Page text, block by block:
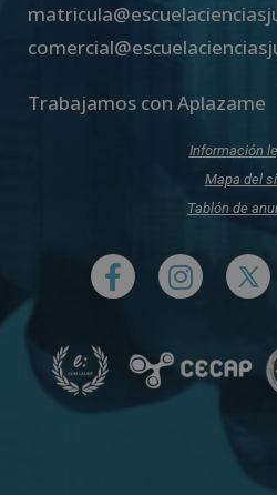
Trabajamos con Aplazame
Información
Mapa del
Tablón de